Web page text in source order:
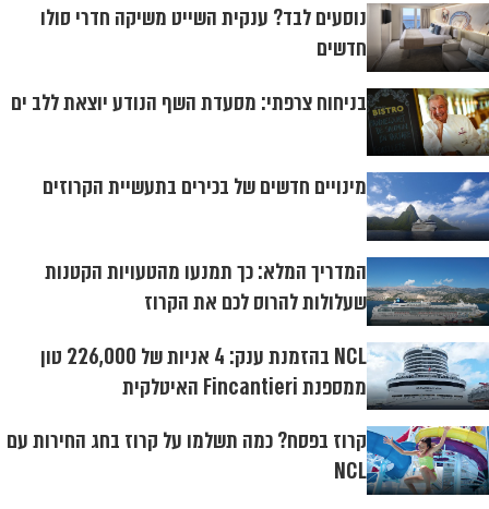
נוסעים לבד? ענקית השייט משיקה חדרי סולו
חדשים
בניחוח צרפתי: מסעדת השף הנודע יוצאת ללב ים
מינויים חדשים של בכירים בתעשיית הקרוזים
המדריך המלא: כך תמנעו מהטעויות הקטנות
שעלולות להרוס לכם את הקרוז
NCL בהזמנת ענק: 4 אניות של 226,000 טון
ממספנת Fincantieri האיטלקית
קרוז בפסח? כמה תשלמו על קרוז בחג החירות עם
NCL